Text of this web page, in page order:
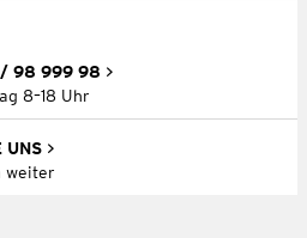
98 999 98
8–18 Uhr
UNS
weiter